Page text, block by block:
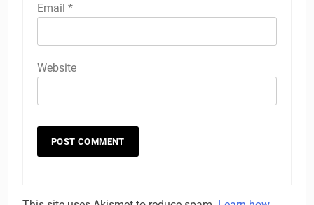
Email *
Website